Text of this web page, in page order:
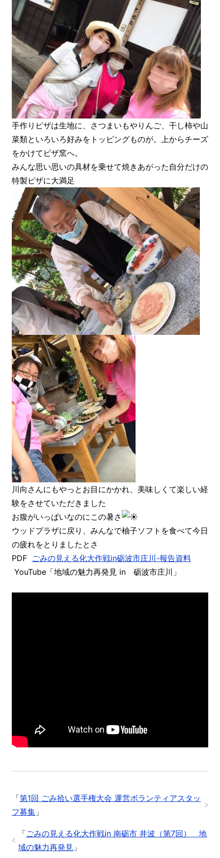
手作りピザは生地に、さつまいもやりんご、干し柿や山
菜類といろいろ好みをトッピングものが。上からチーズ
をかけてピザ窯へ。
みんな思い思いの具材を乗せて焼きあがった自分だけの
特製ピザに大満足
川向さんにもやっとお目にかかれ、美味しくて楽しい経
験をさせていただきました
お腹がいっぱいなのにこの暑さ
ウッドプラザに戻り、みんなで柚子ソフト を食べて今日
の疲れをとりましたとさ
PDF ごみの見える化大作戦in砺波市庄川-報告資料
YouTube「地域の魅力再発見 in 砺波市庄川」
「第1回 ごみ拾い選手権大会 運営ボランティアスタッ
フ募集」
「ごみの見える化大作戦in 南砺市 井波（第7回） 地
域の魅力再発見 」